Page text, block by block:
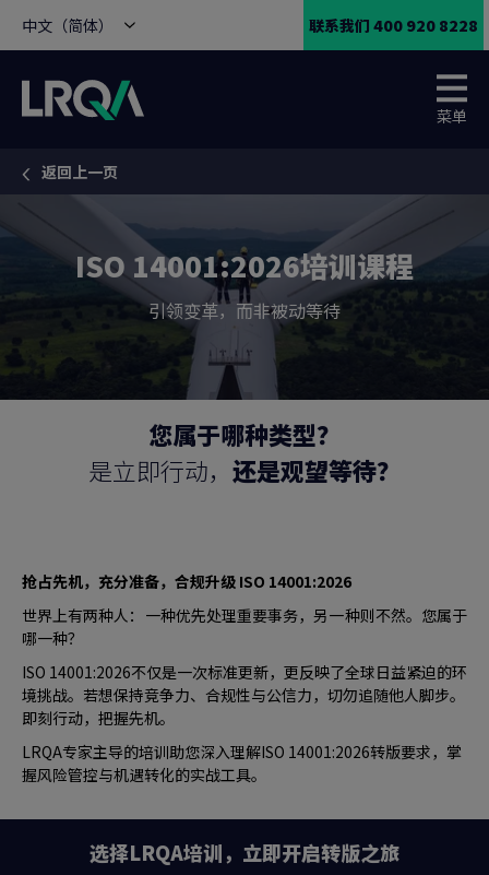
中文（简体） 联系我们 400 920 8228
菜单
You are here:
返回上一页
ISO 14001:2026培训课程
引领变革，而非被动等待
您属于哪种类型？
是立即行动， 还是观望等待？
抢占先机，充分准备，合规升级 ISO 14001:2026
世界上有两种人：一种优先处理重要事务，另一种则不然。您属于
哪一种？
ISO 14001:2026不仅是一次标准更新，更反映了全球日益紧迫的环
境挑战。若想保持竞争力、合规性与公信力，切勿追随他人脚步。
即刻行动，把握先机。
LRQA专家主导的培训助您深入理解ISO 14001:2026转版要求，掌
握风险管控与机遇转化的实战工具。
选择LRQA培训，立即开启转版之旅